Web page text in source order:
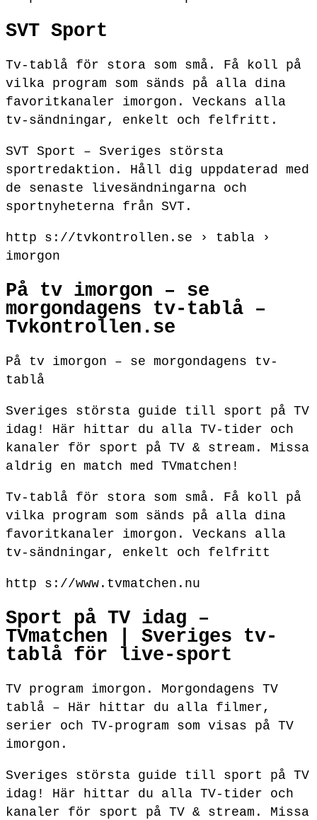
SVT Sport
Tv-tablå för stora som små. Få koll på
vilka program som sänds på alla dina
favoritkanaler imorgon. Veckans alla
tv-sändningar, enkelt och felfritt.
SVT Sport – Sveriges största
sportredaktion. Håll dig uppdaterad med
de senaste livesändningarna och
sportnyheterna från SVT.
http s://tvkontrollen.se › tabla ›
imorgon
På tv imorgon – se
morgondagens tv-tablå –
Tvkontrollen.se
På tv imorgon – se morgondagens tv-
tablå
Sveriges största guide till sport på TV
idag! Här hittar du alla TV-tider och
kanaler för sport på TV & stream. Missa
aldrig en match med TVmatchen!
Tv-tablå för stora som små. Få koll på
vilka program som sänds på alla dina
favoritkanaler imorgon. Veckans alla
tv-sändningar, enkelt och felfritt
http s://www.tvmatchen.nu
Sport på TV idag –
TVmatchen | Sveriges tv-
tablå för live-sport
TV program imorgon. Morgondagens TV
tablå – Här hittar du alla filmer,
serier och TV-program som visas på TV
imorgon.
Sveriges största guide till sport på TV
idag! Här hittar du alla TV-tider och
kanaler för sport på TV & stream. Missa